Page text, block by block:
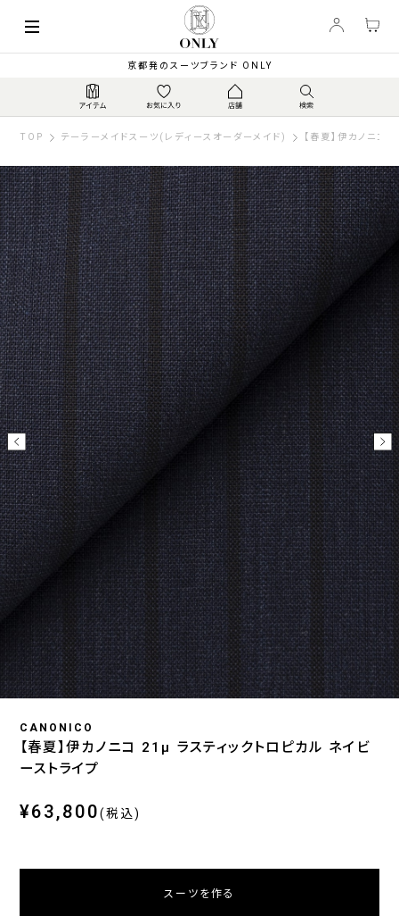
京都発のスーツブランド ONLY
TOP テーラーメイドスーツ(レディースオーダーメイド) 【春夏】伊カノニコ
CANONICO
【春夏】伊カノニコ 21μ ラスティックトロピカル ネイビ
ーストライプ
¥63,800(税込)
スーツを作る